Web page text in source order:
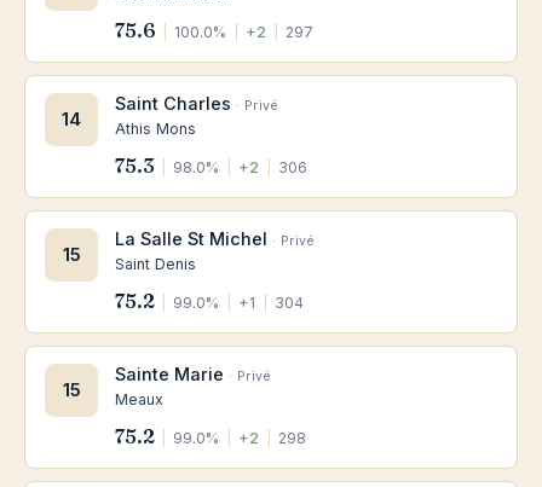
75.6 100.0% +2 297
14
Saint Charles · Privé
Athis Mons
75.3 98.0% +2 306
15
La Salle St Michel · Privé
Saint Denis
75.2 99.0% +1 304
15
Sainte Marie · Privé
Meaux
75.2 99.0% +2 298